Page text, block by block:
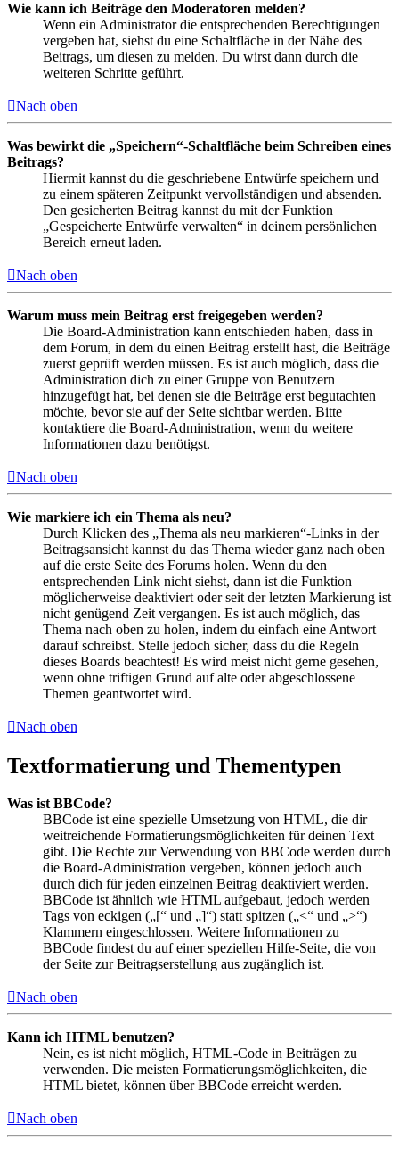
Wie kann ich Beiträge den Moderatoren melden?
Wenn ein Administrator die entsprechenden Berechtigungen
vergeben hat, siehst du eine Schaltfläche in der Nähe des
Beitrags, um diesen zu melden. Du wirst dann durch die
weiteren Schritte geführt.
Nach oben
Was bewirkt die „Speichern“-Schaltfläche beim Schreiben eines
Beitrags?
Hiermit kannst du die geschriebene Entwürfe speichern und
zu einem späteren Zeitpunkt vervollständigen und absenden.
Den gesicherten Beitrag kannst du mit der Funktion
„Gespeicherte Entwürfe verwalten“ in deinem persönlichen
Bereich erneut laden.
Nach oben
Warum muss mein Beitrag erst freigegeben werden?
Die Board-Administration kann entschieden haben, dass in
dem Forum, in dem du einen Beitrag erstellt hast, die Beiträge
zuerst geprüft werden müssen. Es ist auch möglich, dass die
Administration dich zu einer Gruppe von Benutzern
hinzugefügt hat, bei denen sie die Beiträge erst begutachten
möchte, bevor sie auf der Seite sichtbar werden. Bitte
kontaktiere die Board-Administration, wenn du weitere
Informationen dazu benötigst.
Nach oben
Wie markiere ich ein Thema als neu?
Durch Klicken des „Thema als neu markieren“-Links in der
Beitragsansicht kannst du das Thema wieder ganz nach oben
auf die erste Seite des Forums holen. Wenn du den
entsprechenden Link nicht siehst, dann ist die Funktion
möglicherweise deaktiviert oder seit der letzten Markierung ist
nicht genügend Zeit vergangen. Es ist auch möglich, das
Thema nach oben zu holen, indem du einfach eine Antwort
darauf schreibst. Stelle jedoch sicher, dass du die Regeln
dieses Boards beachtest! Es wird meist nicht gerne gesehen,
wenn ohne triftigen Grund auf alte oder abgeschlossene
Themen geantwortet wird.
Nach oben
Textformatierung und Thementypen
Was ist BBCode?
BBCode ist eine spezielle Umsetzung von HTML, die dir
weitreichende Formatierungsmöglichkeiten für deinen Text
gibt. Die Rechte zur Verwendung von BBCode werden durch
die Board-Administration vergeben, können jedoch auch
durch dich für jeden einzelnen Beitrag deaktiviert werden.
BBCode ist ähnlich wie HTML aufgebaut, jedoch werden
Tags von eckigen („[“ und „]“) statt spitzen („<“ und „>“)
Klammern eingeschlossen. Weitere Informationen zu
BBCode findest du auf einer speziellen Hilfe-Seite, die von
der Seite zur Beitragserstellung aus zugänglich ist.
Nach oben
Kann ich HTML benutzen?
Nein, es ist nicht möglich, HTML-Code in Beiträgen zu
verwenden. Die meisten Formatierungsmöglichkeiten, die
HTML bietet, können über BBCode erreicht werden.
Nach oben